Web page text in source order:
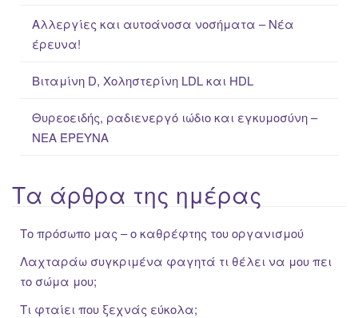
Αλλεργίες και αυτοάνοσα νοσήματα – Νέα
έρευνα!
Βιταμίνη D, Χοληστερίνη LDL και HDL
Θυρεοειδής, ραδιενεργό ιώδιο και εγκυμοσύνη –
ΝΕΑ ΈΡΕΥΝΑ
Τα άρθρα της ημέρας
Το πρόσωπο μας – ο καθρέφτης του οργανισμού
Λαχταράω συγκριμένα φαγητά τι θέλει να μου πει
το σώμα μου;
Τι φταίει που ξεχνάς εύκολα;